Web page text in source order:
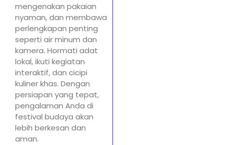
mengenakan pakaian
nyaman, dan membawa
perlengkapan penting
seperti air minum dan
kamera. Hormati adat
lokal, ikuti kegiatan
interaktif, dan cicipi
kuliner khas. Dengan
persiapan yang tepat,
pengalaman Anda di
festival budaya akan
lebih berkesan dan
aman.